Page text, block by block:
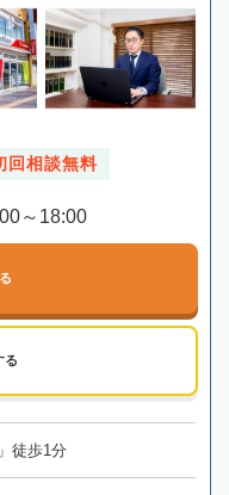
回相談無料
～18:00
る
徒歩1分